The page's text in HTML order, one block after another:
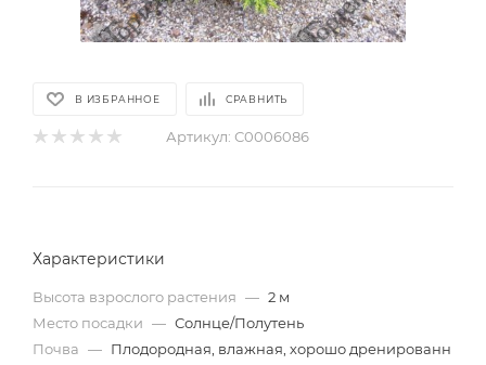
В ИЗБРАННОЕ СРАВНИТЬ
Артикул: С0006086
Характеристики
Высота взрослого растения — 2 м
Место посадки — Солнце/Полутень
Почва — Плодородная, влажная, хорошо дренированн